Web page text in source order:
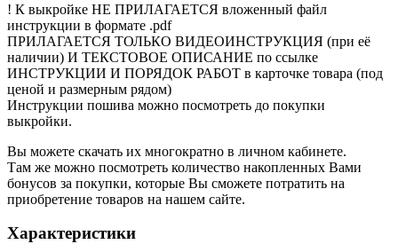
! К выкройке НЕ ПРИЛАГАЕТСЯ вложенный файл
инструкции в формате .pdf
ПРИЛАГАЕТСЯ ТОЛЬКО ВИДЕОИНСТРУКЦИЯ (при её
наличии) И ТЕКСТОВОЕ ОПИСАНИЕ по ссылке
ИНСТРУКЦИИ И ПОРЯДОК РАБОТ в карточке товара (под
ценой и размерным рядом)
Инструкции пошива можно посмотреть до покупки
выкройки.
Вы можете скачать их многократно в личном кабинете.
Там же можно посмотреть количество накопленных Вами
бонусов за покупки, которые Вы сможете потратить на
приобретение товаров на нашем сайте.
Характеристики